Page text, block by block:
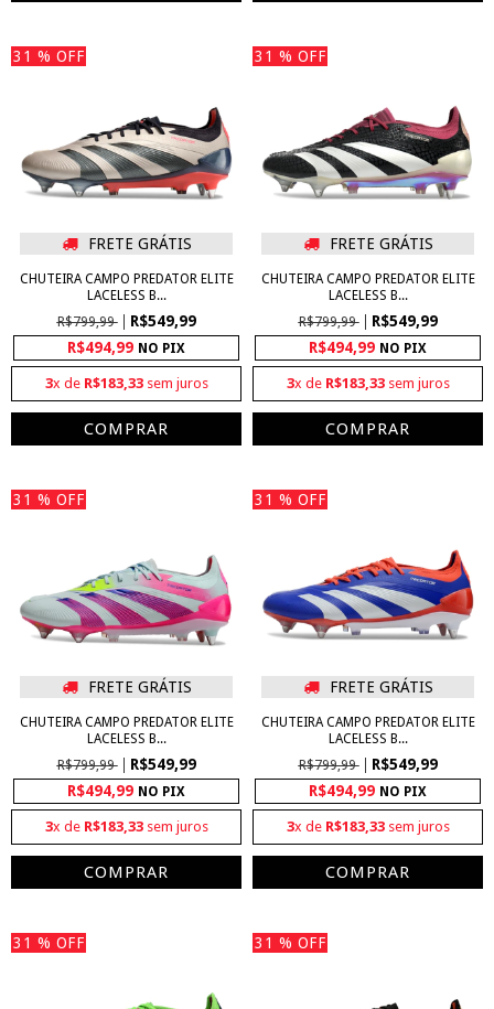
31 % OFF
FRETE GRÁTIS
CHUTEIRA CAMPO PREDATOR ELITE
LACELESS B...
R$799,99
R$549,99
R$494,99 NO PIX
3x de R$183,33sem juros
COMPRAR
31 % OFF
FRETE GRÁTIS
CHUTEIRA CAMPO PREDATOR ELITE
LACELESS B...
R$799,99
R$549,99
R$494,99 NO PIX
3x de R$183,33sem juros
COMPRAR
31 % OFF
FRETE GRÁTIS
CHUTEIRA CAMPO PREDATOR ELITE
LACELESS B...
R$799,99
R$549,99
R$494,99 NO PIX
3x de R$183,33sem juros
COMPRAR
31 % OFF
FRETE GRÁTIS
CHUTEIRA CAMPO PREDATOR ELITE
LACELESS B...
R$799,99
R$549,99
R$494,99 NO PIX
3x de R$183,33sem juros
COMPRAR
31 % OFF 31 % OFF